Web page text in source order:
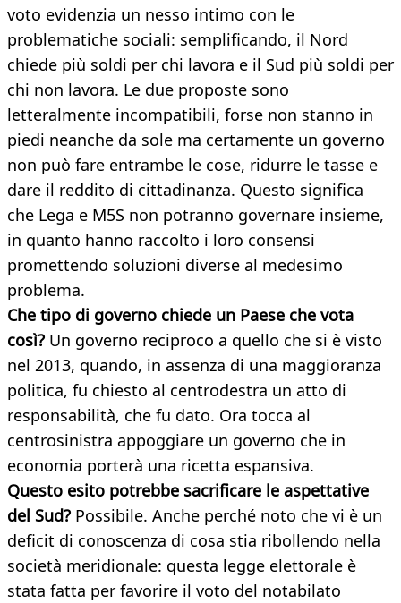
voto evidenzia un nesso intimo con le
problematiche sociali: semplificando, il Nord
chiede più soldi per chi lavora e il Sud più soldi per
chi non lavora. Le due proposte sono
letteralmente incompatibili, forse non stanno in
piedi neanche da sole ma certamente un governo
non può fare entrambe le cose, ridurre le tasse e
dare il reddito di cittadinanza. Questo significa
che Lega e M5S non potranno governare insieme,
in quanto hanno raccolto i loro consensi
promettendo soluzioni diverse al medesimo
problema.
Che tipo di governo chiede un Paese che vota
così? Un governo reciproco a quello che si è visto
nel 2013, quando, in assenza di una maggioranza
politica, fu chiesto al centrodestra un atto di
responsabilità, che fu dato. Ora tocca al
centrosinistra appoggiare un governo che in
economia porterà una ricetta espansiva.
Questo esito potrebbe sacrificare le aspettative
del Sud? Possibile. Anche perché noto che vi è un
deficit di conoscenza di cosa stia ribollendo nella
società meridionale: questa legge elettorale è
stata fatta per favorire il voto del notabilato